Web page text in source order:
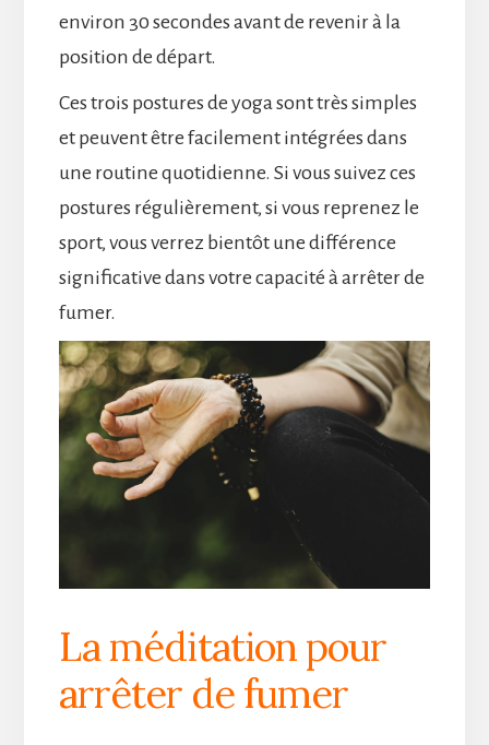
environ 30 secondes avant de revenir à la
position de départ.
Ces trois postures de yoga sont très simples
et peuvent être facilement intégrées dans
une routine quotidienne. Si vous suivez ces
postures régulièrement, si vous reprenez le
sport, vous verrez bientôt une différence
significative dans votre capacité à arrêter de
fumer.
La méditation pour
arrêter de fumer